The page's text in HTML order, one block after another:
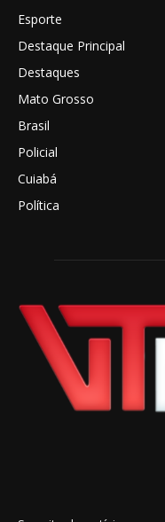
Esporte
Destaque Principal
Destaques
Mato Grosso
Brasil
Policial
Cuiabá
Política